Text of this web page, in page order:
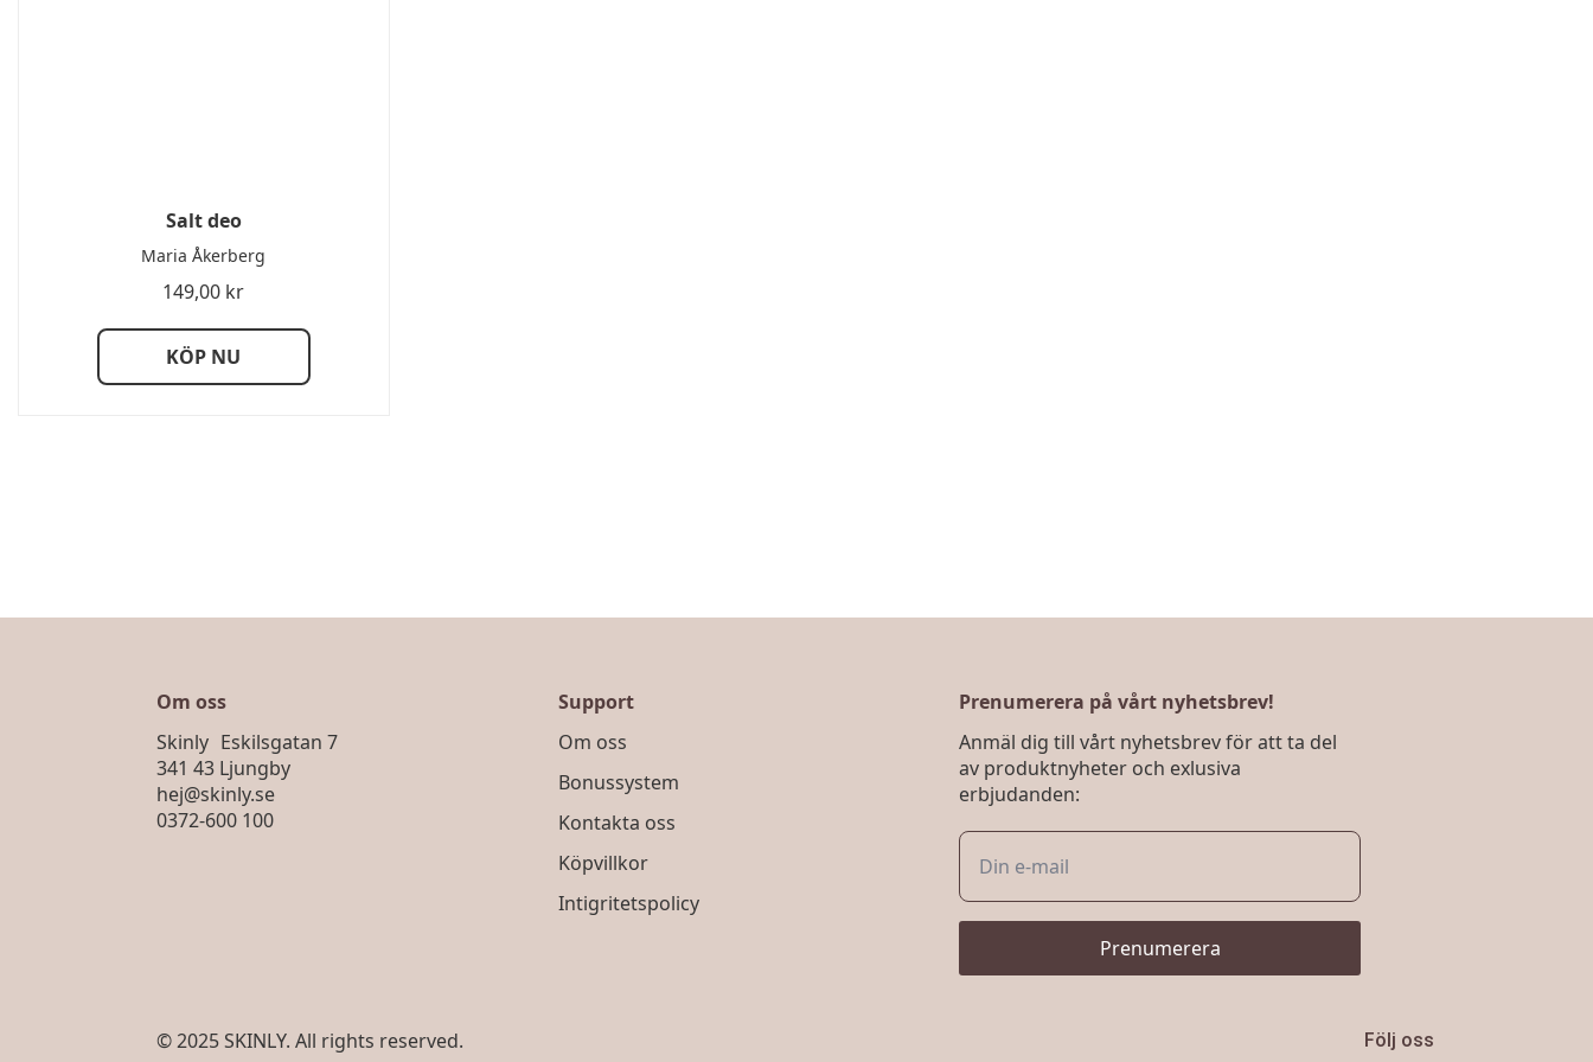
Salt deo
Maria Åkerberg
149,00 kr
KÖP NU
Om oss
Skinly Eskilsgatan 7
341 43 Ljungby
hej@skinly.se
0372-600 100
Support
Om oss
Bonussystem
Kontakta oss
Köpvillkor
Intigritetspolicy
Prenumerera på vårt nyhetsbrev!
Anmäl dig till vårt nyhetsbrev för att ta del
av produktnyheter och exlusiva
erbjudanden:
Prenumerera
© 2025 SKINLY. All rights reserved. Följ oss